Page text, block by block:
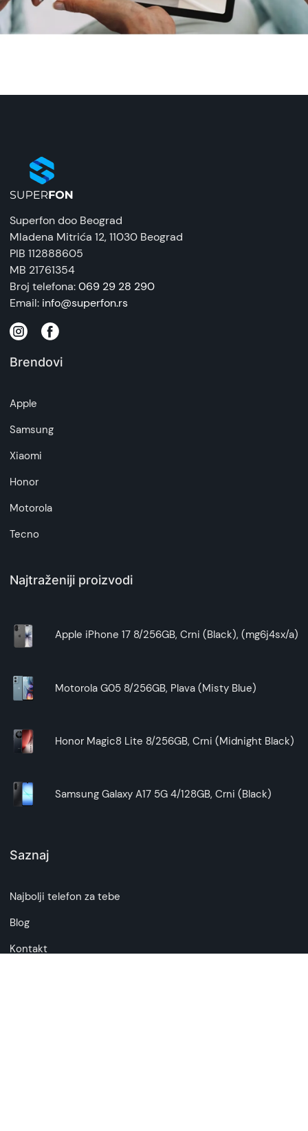
Superfon doo Beograd
Mladena Mitrića 12, 11030 Beograd
PIB 112888605
MB 21761354
Broj telefona:069 29 28 290
Email: info@superfon.rs
Brendovi
Apple
Samsung
Xiaomi
Honor
Motorola
Tecno
Najtraženiji proizvodi
Apple iPhone 17 8/256GB, Crni (Black), (mg6j4sx/a)
Motorola G05 8/256GB, Plava (Misty Blue)
Honor Magic8 Lite 8/256GB, Crni (Midnight Black)
Samsung Galaxy A17 5G 4/128GB, Crni (Black)
Saznaj
Najbolji telefon za tebe
Blog
Kontakt